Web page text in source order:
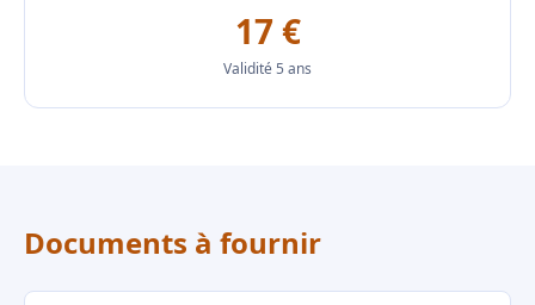
17 €
Validité 5 ans
Documents à fournir